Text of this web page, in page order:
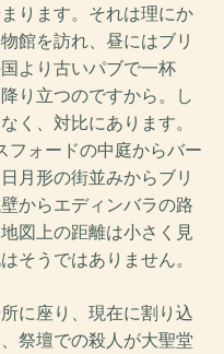
ります。それは理にか
館を訪れ、昼にはブリ
より古いパブで一杯
り立つのですから。し
く、対比にあります。
フォードの中庭からバー
月形の街並みからブリ
からエディンバラの路
図上の距離は小さく見
そうではありません。
に座り、現在に割り込
祭壇での殺人が大聖堂